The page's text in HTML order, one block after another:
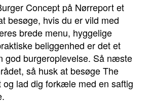
Concept på Nørreport et
besøge, hvis du er vild med
brede menu, hyggelige
beliggenhed er det et
god burgeroplevelse. Så næste
så husk at besøge The
og lad dig forkæle med en saftig